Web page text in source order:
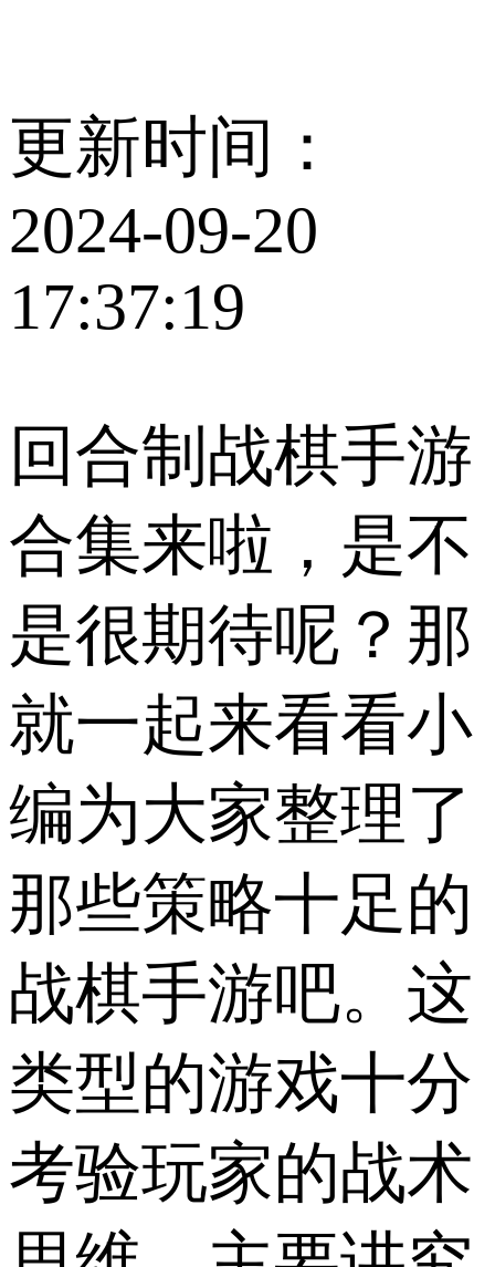
更新时间：
2024-09-20
17:37:19
回合制战棋手游
合集来啦，是不
是很期待呢？那
就一起来看看小
编为大家整理了
那些策略十足的
战棋手游吧。这
类型的游戏十分
考验玩家的战术